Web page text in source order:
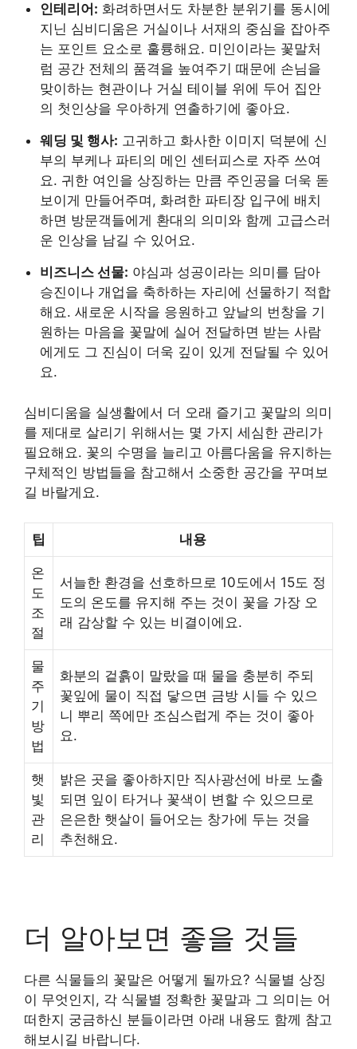
인테리어: 화려하면서도 차분한 분위기를 동시에
지닌 심비디움은 거실이나 서재의 중심을 잡아주
는 포인트 요소로 훌륭해요. 미인이라는 꽃말처
럼 공간 전체의 품격을 높여주기 때문에 손님을
맞이하는 현관이나 거실 테이블 위에 두어 집안
의 첫인상을 우아하게 연출하기에 좋아요.
웨딩 및 행사: 고귀하고 화사한 이미지 덕분에 신
부의 부케나 파티의 메인 센터피스로 자주 쓰여
요. 귀한 여인을 상징하는 만큼 주인공을 더욱 돋
보이게 만들어주며, 화려한 파티장 입구에 배치
하면 방문객들에게 환대의 의미와 함께 고급스러
운 인상을 남길 수 있어요.
비즈니스 선물: 야심과 성공이라는 의미를 담아
승진이나 개업을 축하하는 자리에 선물하기 적합
해요. 새로운 시작을 응원하고 앞날의 번창을 기
원하는 마음을 꽃말에 실어 전달하면 받는 사람
에게도 그 진심이 더욱 깊이 있게 전달될 수 있어
요.
심비디움을 실생활에서 더 오래 즐기고 꽃말의 의미
를 제대로 살리기 위해서는 몇 가지 세심한 관리가
필요해요. 꽃의 수명을 늘리고 아름다움을 유지하는
구체적인 방법들을 참고해서 소중한 공간을 꾸며보
길 바랄게요.
팁 내용
온
도
조
절
서늘한 환경을 선호하므로 10도에서 15도 정
도의 온도를 유지해 주는 것이 꽃을 가장 오
래 감상할 수 있는 비결이에요.
물
주
기
방
법
화분의 겉흙이 말랐을 때 물을 충분히 주되
꽃잎에 물이 직접 닿으면 금방 시들 수 있으
니 뿌리 쪽에만 조심스럽게 주는 것이 좋아
요.
햇
빛
관
리
밝은 곳을 좋아하지만 직사광선에 바로 노출
되면 잎이 타거나 꽃색이 변할 수 있으므로
은은한 햇살이 들어오는 창가에 두는 것을
추천해요.
더 알아보면 좋을 것들
다른 식물들의 꽃말은 어떻게 될까요? 식물별 상징
이 무엇인지, 각 식물별 정확한 꽃말과 그 의미는 어
떠한지 궁금하신 분들이라면 아래 내용도 함께 참고
해보시길 바랍니다.